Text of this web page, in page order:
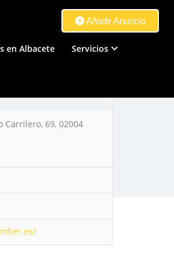
Añadir Anuncio
en Albacete Servicios
Carrilero, 69, 02004